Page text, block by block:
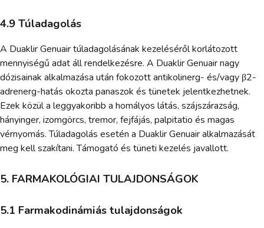
4.9 Túladagolás
A Duaklir Genuair túladagolásának kezeléséről korlátozott
mennyiségű adat áll rendelkezésre. A Duaklir Genuair nagy
dózisainak alkalmazása után fokozott antikolinerg- és/vagy β2-
adrenerg-hatás okozta panaszok és tünetek jelentkezhetnek.
Ezek közül a leggyakoribb a homályos látás, szájszárazság,
hányinger, izomgörcs, tremor, fejfájás, palpitatio és magas
vérnyomás. Túladagolás esetén a Duaklir Genuair alkalmazását
meg kell szakítani. Támogató és tüneti kezelés javallott.
5. FARMAKOLÓGIAI TULAJDONSÁGOK
5.1 Farmakodinámiás tulajdonságok